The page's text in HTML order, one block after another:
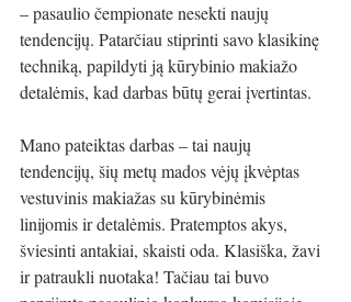
– pasaulio čempionate nesekti naujų
tendencijų. Patarčiau stiprinti savo klasikinę
techniką, papildyti ją kūrybinio makiažo
detalėmis, kad darbas būtų gerai įvertintas.
Mano pateiktas darbas – tai naujų
tendencijų, šių metų mados vėjų įkvėptas
vestuvinis makiažas su kūrybinėmis
linijomis ir detalėmis. Pratemptos akys,
šviesinti antakiai, skaisti oda. Klasiška, žavi
ir patraukli nuotaka! Tačiau tai buvo